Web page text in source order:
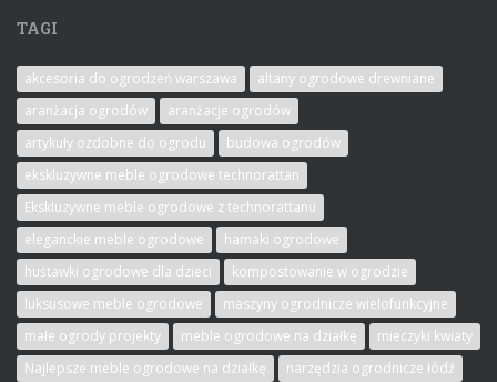
TAGI
akcesoria do ogrodzeń warszawa
altany ogrodowe drewniane
aranżacja ogrodów
aranżacje ogrodów
artykuły ozdobne do ogrodu
budowa ogrodów
ekskluzywne meble ogrodowe technorattan
Ekskluzywne meble ogrodowe z technorattanu
eleganckie meble ogrodowe
hamaki ogrodowe
huśtawki ogrodowe dla dzieci
kompostowanie w ogrodzie
luksusowe meble ogrodowe
maszyny ogrodnicze wielofunkcyjne
małe ogrody projekty
meble ogrodowe na działkę
mieczyki kwiaty
Najlepsze meble ogrodowe na działkę
narzędzia ogrodnicze łódź